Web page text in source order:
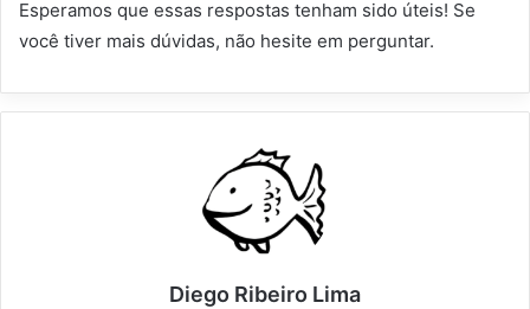
Esperamos que essas respostas tenham sido úteis! Se
você tiver mais dúvidas, não hesite em perguntar.
Diego Ribeiro Lima